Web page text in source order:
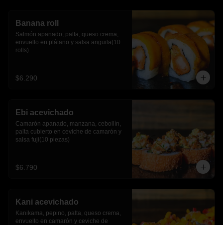
Banana roll
Salmón apanado, palta, queso crema,
envuelto en plátano y salsa anguila(10
rolls)
$6.290
Ebi acevichado
Camarón apanado, manzana, cebollín,
palta cubierto en ceviche de camarón y
salsa fuji(10 piezas)
$6.790
Kani acevichado
Kanikama, pepino, palta, queso crema,
envuelto en camarón y ceviche de